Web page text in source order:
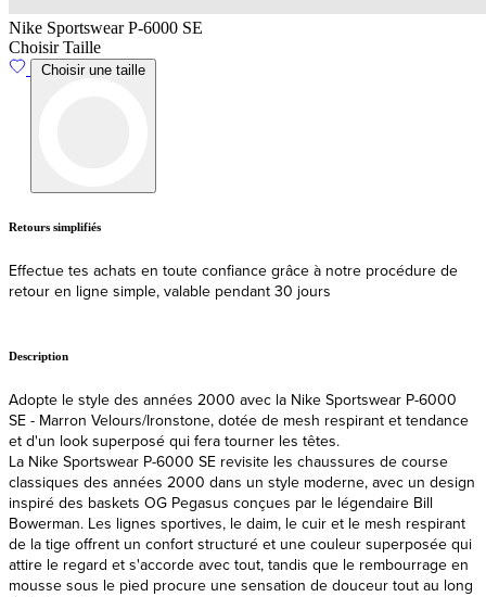
Nike Sportswear P-6000 SE
Choisir Taille
Choisir une taille
simplifiés
tes achats en toute confiance grâce à notre procédure de
en ligne simple, valable pendant 30 jours
Description
Adopte le style des années 2000 avec la Nike Sportswear P-6000
SE - Marron Velours/Ironstone, dotée de mesh respirant et tendance
et d'un look superposé qui fera tourner les têtes.
La Nike Sportswear P-6000 SE revisite les chaussures de course
classiques des années 2000 dans un style moderne, avec un design
inspiré des baskets OG Pegasus conçues par le légendaire Bill
Bowerman. Les lignes sportives, le daim, le cuir et le mesh respirant
de la tige offrent un confort structuré et une couleur superposée qui
attire le regard et s'accorde avec tout, tandis que le rembourrage en
mousse sous le pied procure une sensation de douceur tout au long